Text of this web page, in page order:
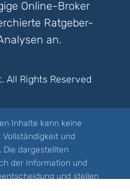
Online-Broker
Ratgeber-
an.
All Rights Reserved
Inhalte kann keine
und
Die dargestellten
der Information und
und stellen